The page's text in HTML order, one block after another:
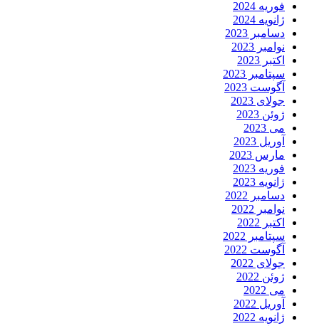
فوریه 2024
ژانویه 2024
دسامبر 2023
نوامبر 2023
اکتبر 2023
سپتامبر 2023
آگوست 2023
جولای 2023
ژوئن 2023
می 2023
آوریل 2023
مارس 2023
فوریه 2023
ژانویه 2023
دسامبر 2022
نوامبر 2022
اکتبر 2022
سپتامبر 2022
آگوست 2022
جولای 2022
ژوئن 2022
می 2022
آوریل 2022
ژانویه 2022